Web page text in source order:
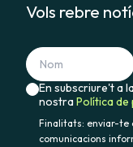
Vols rebre
En subscriure't a
nostraPolítica de
Finalitats: enviar-te
comunicacions